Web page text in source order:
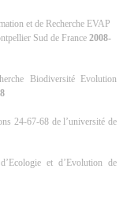
et de Recherche EVAP
Sud de France 2008-
Biodiversité Evolution
24-67-68 de l’université de
et d’Evolution de